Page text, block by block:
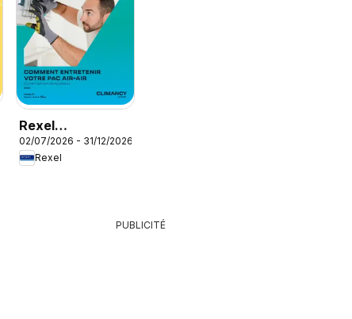
Rexel
Climatisation
réversible
02/07/2026 - 31/12/2026
Rexel
PUBLICITÉ